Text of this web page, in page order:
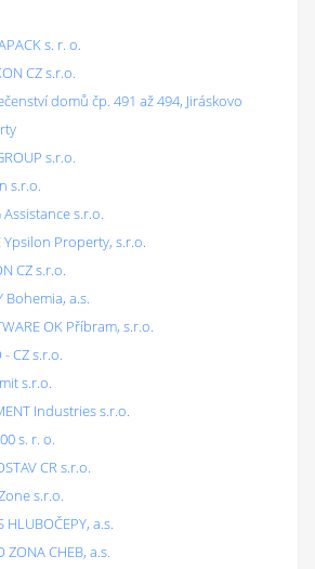
s. r. o.
CZ s.r.o.
domů čp. 491 až 494, Jiráskovo
s.r.o.
s.r.o.
Assistance s.r.o.
Ypsilon Property, s.r.o.
CZ s.r.o.
Bohemia, a.s.
OK Příbram, s.r.o.
- CZ s.r.o.
s.r.o.
Industries s.r.o.
s. r. o.
CR s.r.o.
s.r.o.
HLUBOČEPY, a.s.
ZONA CHEB, a.s.